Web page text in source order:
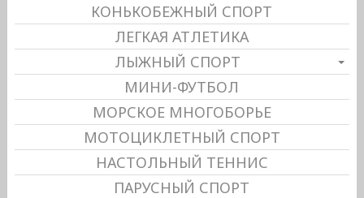
КОНЬКОБЕЖНЫЙ СПОРТ
ЛЕГКАЯ АТЛЕТИКА
ЛЫЖНЫЙ СПОРТ
МИНИ-ФУТБОЛ
МОРСКОЕ МНОГОБОРЬЕ
МОТОЦИКЛЕТНЫЙ СПОРТ
НАСТОЛЬНЫЙ ТЕННИС
ПАРУСНЫЙ СПОРТ